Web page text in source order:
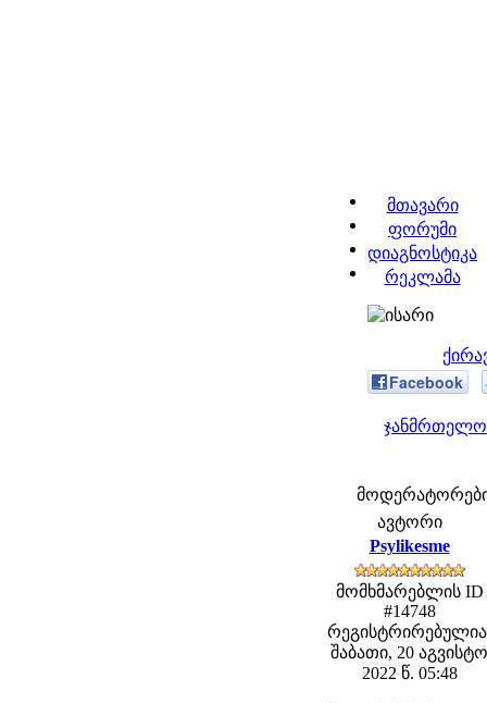
მთავარი
ფორუმი
დიაგნოსტიკა
რეკლამა
Facebook
მოდერატორები:
ავტორი
Psylikesme
მომხმარებლის ID
#14748
შაბათი, 20 აგვისტო
2022 წ. 05:48